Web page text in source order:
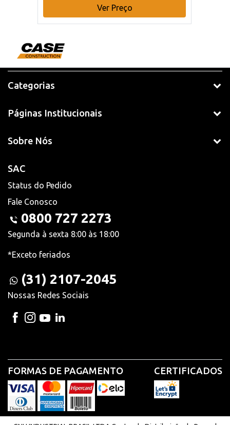
Ver Preço
Categorias
Páginas Institucionais
Sobre Nós
SAC
Status do Pedido
Fale Conosco
0800 727 2273
Segunda à sexta 8:00 às 18:00
*Exceto feriados
(31) 2107-2045
Nossas Redes Sociais
FORMAS DE PAGAMENTO CERTIFICADOS